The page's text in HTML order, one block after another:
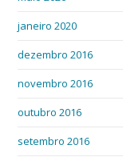
janeiro 2020
dezembro 2016
novembro 2016
outubro 2016
setembro 2016